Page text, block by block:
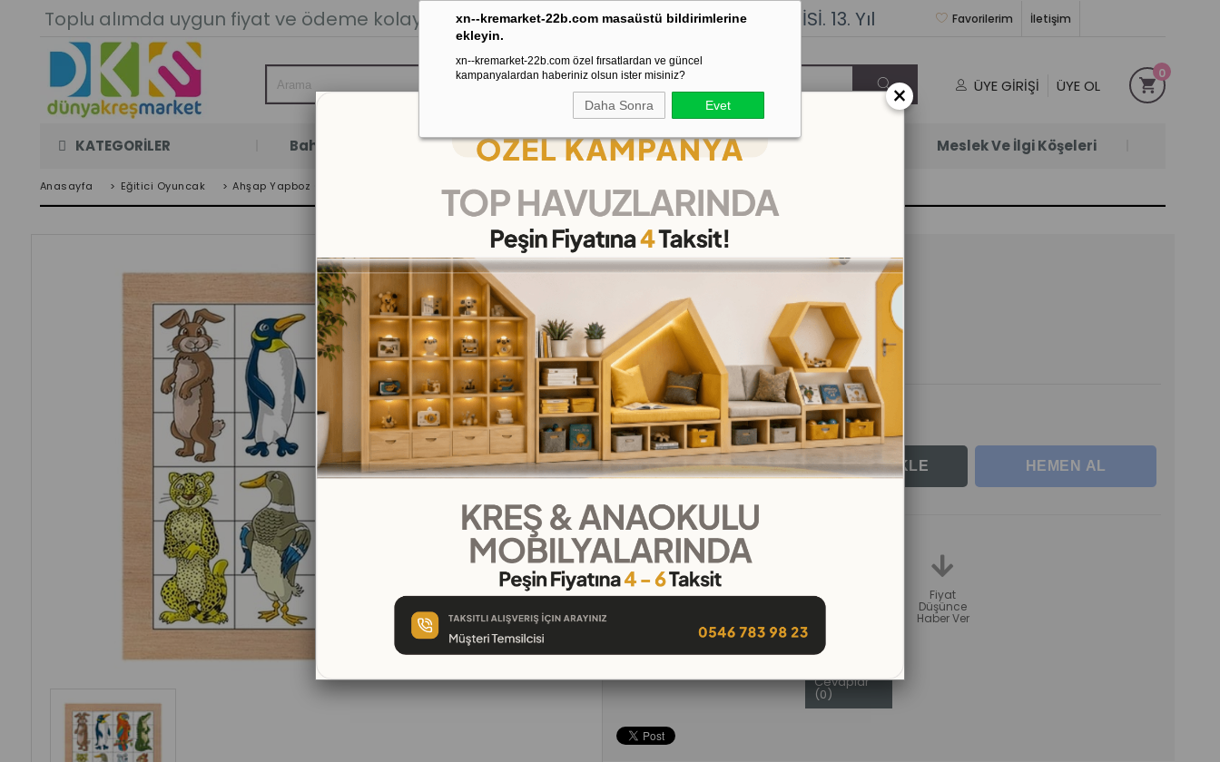
xn--kremarket-22b.com masaüstü bildirimlerine
ekleyin.
xn--kremarket-22b.com özel fırsatlardan ve güncel
kampanyalardan haberiniz olsun ister misiniz?
Daha Sonra Evet
Toplu alımda uygun fiyat ve ödeme kolaylığı. Stoktan Gönderim.% 100İADEGARANTİSİ. 13. Yıl İletişim
Favorilerim
ÜYE GIRIŞI ÜYE OL
0
KATEGORİLER Bahçe Oyun Odası Kaydırak Salıncak Tahterevalli Çok Satanlar Meslek Ve İlgi Köşeleri
Anasayfa > Eğitici Oyuncak > Ahşap Yapboz Oyuncakları Ahşap Eşleştir Karıştır Hayvanlar
Ahşap Eşleştir Karıştır Hayvanlar
(DKMCS509519)
₺109,00 (KDV Dahil)
₺12,11 `den başlayan taksitlerle
Telefonla Favorilere İstek Listeme Fiyat
Düşünce
Haber Ver
Sorular (0)
Cevaplar
(0)
×